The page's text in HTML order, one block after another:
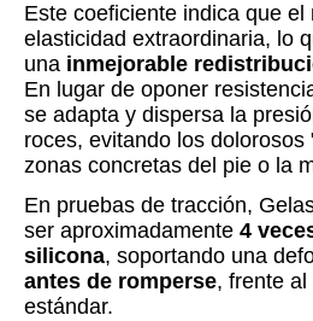
Este coeficiente indica que
elasticidad extraordinaria, lo
una inmejorable
En lugar de oponer
se adapta y dispersa la
roces, evitando los dolorosos
zonas concretas del pie o la
En pruebas de tracción,
ser aproximadamente 4
silicona, soportando una
antes de romperse, frente
estándar.